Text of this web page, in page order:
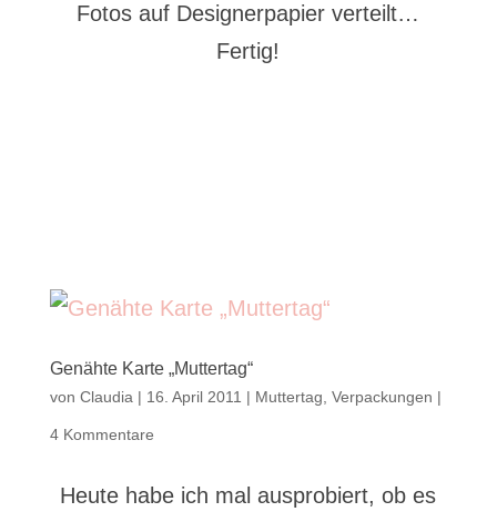
Fotos auf Designerpapier verteilt…
Fertig!
Genähte Karte „Muttertag“
von Claudia | 16. April 2011 | Muttertag Verpackungen |
4 Kommentare
Heute habe ich mal ausprobiert, ob es